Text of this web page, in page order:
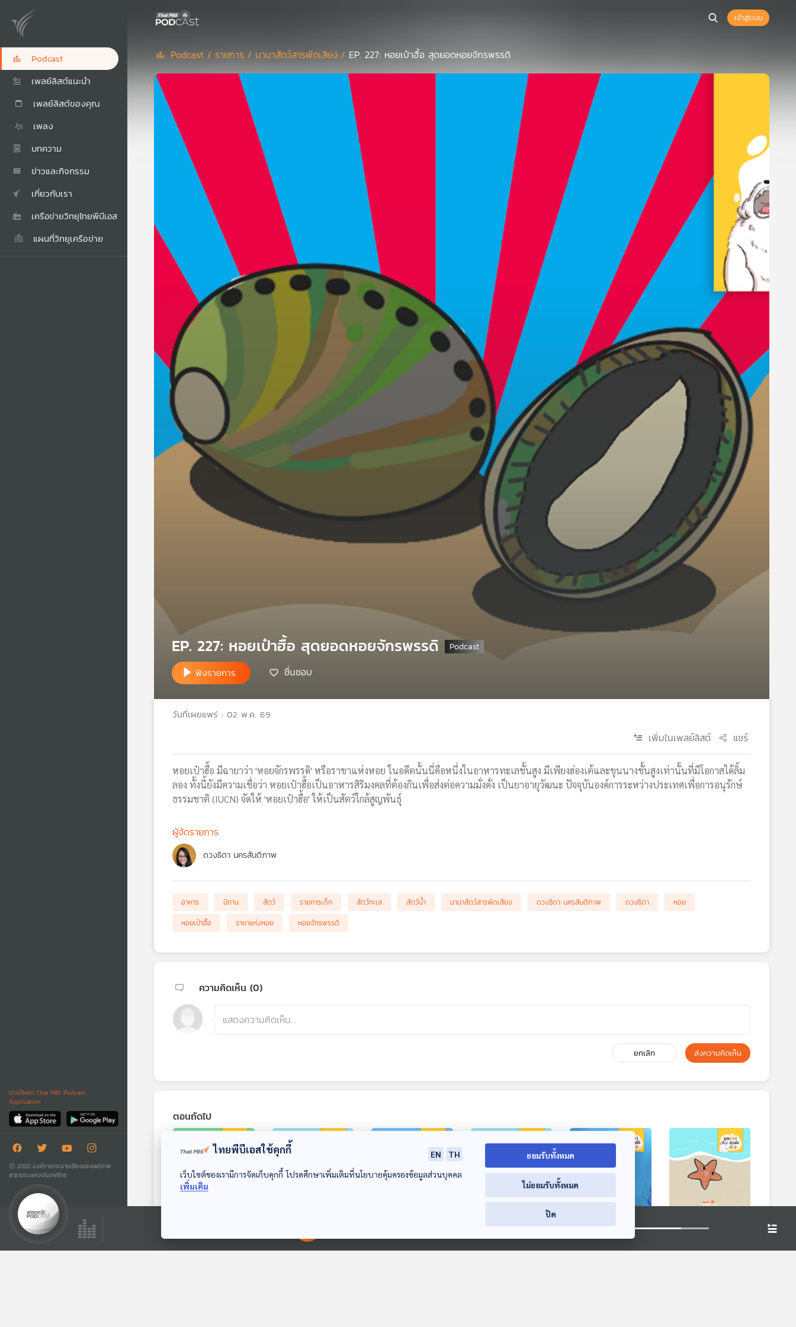
Podcast
เพลย์ลิสต์แนะนำ
เพลย์ลิสต์ของคุณ
เพลง
บทความ
ข่าวและกิจกรรม
เกี่ยวกับเรา
เครือข่ายวิทยุไทยพีบีเอส
แผนที่วิทยุเครือข่าย
ดาวน์โหลด Thai PBS Podcast
Application
Ⓒ 2020 องค์การกระจายเสียงและแพร่ภาพ
สาธารณะแห่งประเทศไทย
เข้าสู่ระบบ
Podcast / รายการ / นานาสัตว์สารพัดเสียง / EP. 227: หอยเป๋าฮื้อ สุดยอดหอยจักรพรรดิ
EP. 227: หอยเป๋าฮื้อ สุดยอดหอยจักรพรรดิ
ฟังรายการ ชื่นชอบ
วันที่เผยแพร่ : 02 พ.ค. 69
เพิ่มในเพลย์ลิสต์ แชร์
หอยเป๋าฮื้อ มีฉายาว่า 'หอยจักรพรรดิ' หรือราชาแห่งหอย ในอดีตนั้นนี่คือหนึ่งในอาหารทะเลชั้นสูง มีเพียงฮ่องเต้และขุนนางชั้นสูงเท่านั้นที่มีโอกาสได้ลิ้ม
ลอง ทั้งนี้ยังมีความเชื่อว่า หอยเป๋าฮื้อเป็นอาหารสิริมงคลที่ต้องกินเพื่อส่งต่อความมั่งคั่ง เป็นยาอายุวัฒนะ ปัจจุบันองค์การระหว่างประเทศเพื่อการอนุรักษ์
ธรรมชาติ (IUCN) จัดให้ 'หอยเป๋าฮื้อ' ให้เป็นสัตว์ใกล้สูญพันธุ์
ผู้จัดรายการ
ดวงธิดา นครสันติภาพ
อาหาร นิทาน สัตว์ รายการเด็ก สัตว์ทะเล สัตว์น้ำ นานาสัตว์สารพัดเสียง ดวงธิดา นครสันติภาพ ดวงธิดา
หอย
หอยเป๋าฮื้อ
ราชาแห่งหอย หอยจักรพรรดิ
ความคิดเห็น (0)
ยกเลิก ส่งความคิดเห็น
ตอนถัดไป
มีเราอีกคนจะเป็น
อย่างไร
นานาสัตว์สารพัดเสียง
สถาปนิกสี่ขาผู้น่ารัก
นานาสัตว์สารพัดเสียง
ปาด ญาติต่างขั้ว
นานาสัตว์สารพัดเสียง
EP. 232: ไข่มดแดง
อาหารบนต้นไม้ในหน้า
ร้อน
นานาสัตว์สารพัดเสียง
EP. 231: หมึกบลูริง
หมึกจิ๋วพิษร้ายใต้ทะเล
นานาสัตว์สารพัดเสียง
ร่างกาย
นานาสัตว์สารพัดเสียง
00:00:00
ไทยพีบีเอสใช้คุกกี้ EN
TH
เว็บไซต์ของเรามีการจัดเก็บคุกกี้ โปรดศึกษาเพิ่มเติมที่นโยบายคุ้มครองข้อมูลส่วนบุคคล
เพิ่มเติม
ยอมรับทั้งหมด
ไม่ยอมรับทั้งหมด
ปิด